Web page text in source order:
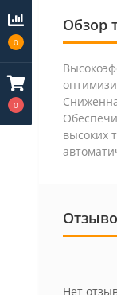
0
0
Обзор
высоких
Нет